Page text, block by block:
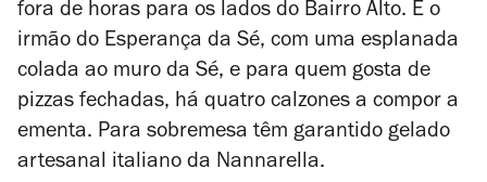
fora de horas para os lados do Bairro Alto. É o
irmão do Esperança da Sé, com uma esplanada
colada ao muro da Sé, e para quem gosta de
pizzas fechadas, há quatro calzones a compor a
ementa. Para sobremesa têm garantido gelado
artesanal italiano da Nannarella.